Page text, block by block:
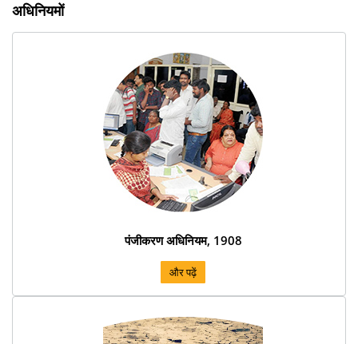
अधिनियमों
पंजीकरण अधिनियम, 1908
और पढ़ें